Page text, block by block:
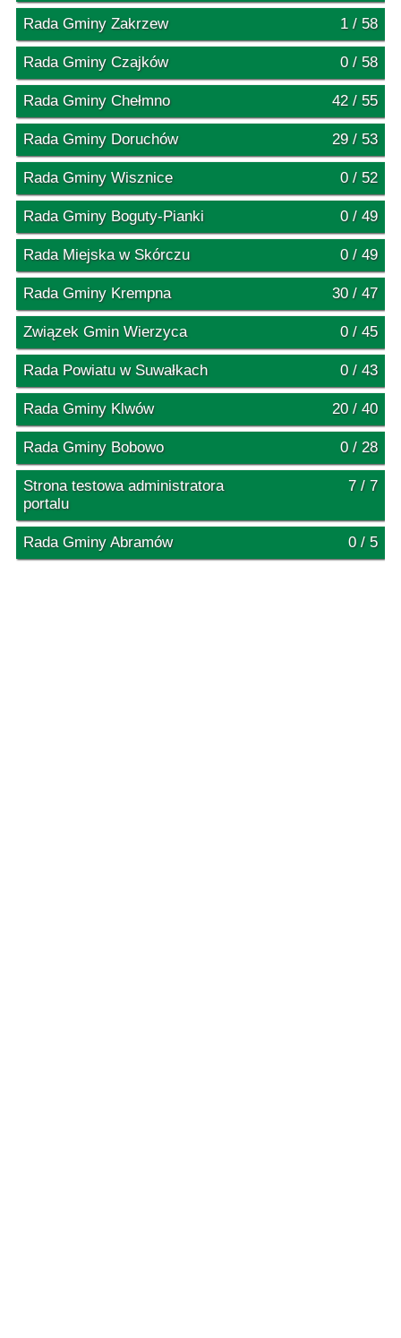
Rada Gminy Zakrzew 1 / 58
Rada Gminy Czajków 0 / 58
Rada Gminy Chełmno 42 / 55
Rada Gminy Doruchów 29 / 53
Rada Gminy Wisznice 0 / 52
Rada Gminy Boguty-Pianki 0 / 49
Rada Miejska w Skórczu 0 / 49
Rada Gminy Krempna 30 / 47
Związek Gmin Wierzyca 0 / 45
Rada Powiatu w Suwałkach 0 / 43
Rada Gminy Klwów 20 / 40
Rada Gminy Bobowo 0 / 28
Strona testowa administratora
portalu
7 / 7
Rada Gminy Abramów 0 / 5